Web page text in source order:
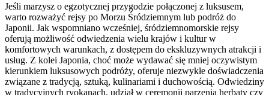
Jeśli marzysz o egzotycznej przygodzie połączonej z luksusem,
warto rozważyć rejsy po Morzu Śródziemnym lub podróż do
Japonii. Jak wspomniano wcześniej, śródziemnomorskie rejsy
oferują możliwość odwiedzenia wielu krajów i kultur w
komfortowych warunkach, z dostępem do ekskluzywnych atrakcji i
usług. Z kolei Japonia, choć może wydawać się mniej oczywistym
kierunkiem luksusowych podróży, oferuje niezwykłe doświadczenia
związane z tradycją, sztuką, kulinariami i duchowością. Odwiedziny
w tradycyjnych ryokanach, udział w ceremonii parzenia herbaty czy